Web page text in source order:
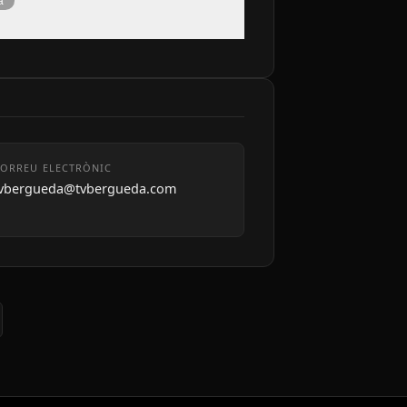
ELECTRÒNIC